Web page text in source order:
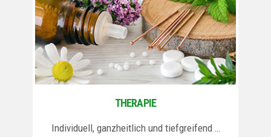
THERAPIE
Individuell, ganzheitlich und tiefgreifend …